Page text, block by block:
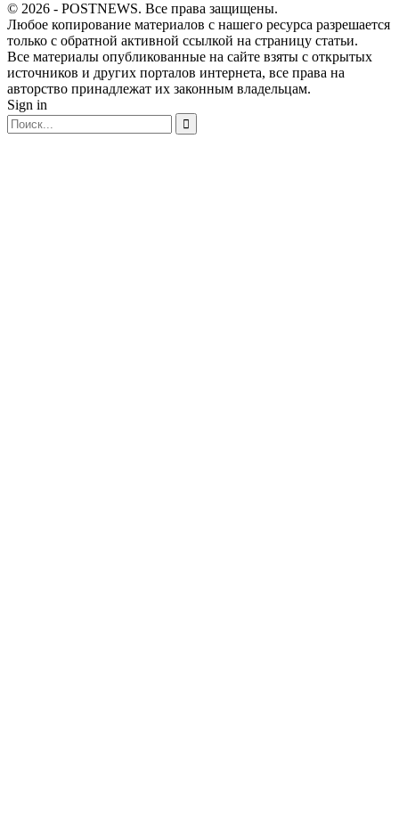
© 2026 - POSTNEWS. Все права защищены.
Любое копирование материалов с нашего ресурса разрешается
только с обратной активной ссылкой на страницу статьи.
Все материалы опубликованные на сайте взяты с открытых
источников и других порталов интернета, все права на
авторство принадлежат их законным владельцам.
Sign in